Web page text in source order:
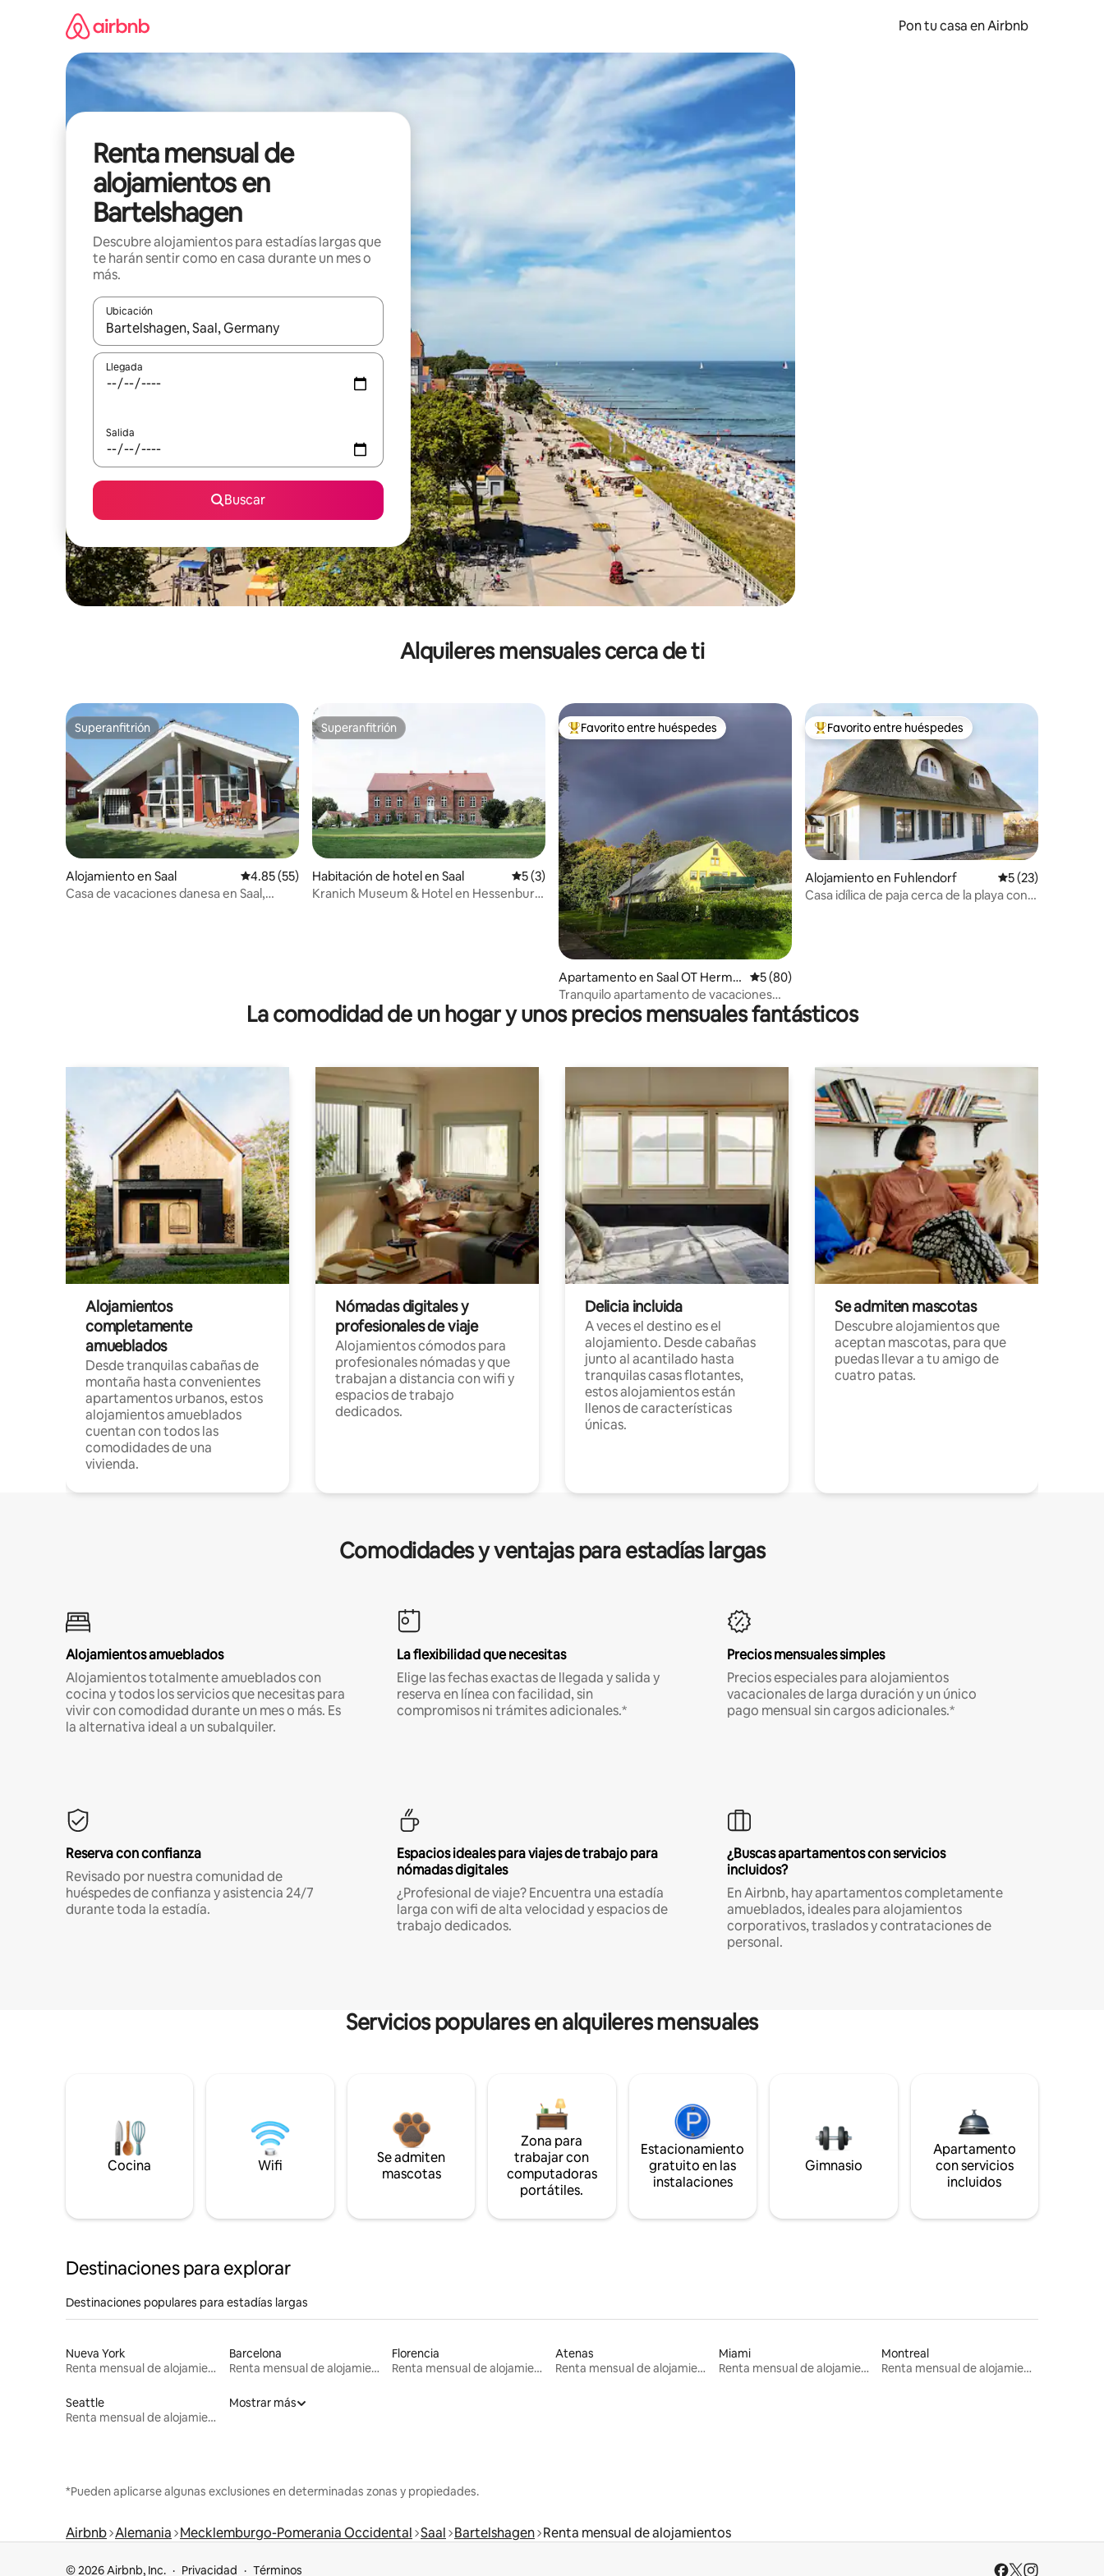
Pon tu casa en Airbnb
Renta mensual de
alojamientos en
Bartelshagen
Descubre alojamientos para estadías largas que
te harán sentir como en casa durante un mes o
más.
Ubicación
Cuando los resultados estén disponibles, navega con las teclas de flecha hacia arriba y hacia abajo o explora con el tacto o desliza el dedo.
Llegada
Salida
Buscar
Alquileres mensuales cerca de ti
Superanfitrión
Superanfitrión
Alojamiento en Saal Calificación promedio: 4.85 de 5, 55 reseñas
4.85 (55)
Casa de vacaciones danesa en Saal,
Superanfitrión
Superanfitrión
Habitación de hotel en Saal Calificación promedio: 5 de 5, 3 reseñas
5 (3)
Kranich Museum & Hotel en Hessenburg,
Favorito entre huéspedes preferido
Favorito entre huéspedes
Apartamento en Saal OT Herma
nnshof
Calificación promedio: 5 de 5, 80 reseñas
5 (80)
Tranquilo apartamento de vacaciones
cerca de Bodden / Darß / Mar Báltico
Favorito entre huéspedes preferido
Favorito entre huéspedes
Alojamiento en Fuhlendorf Calificación
5 (23)
Casa idílica de paja cerca de la playa con
La comodidad de un hogar y unos precios mensuales fantásticos
Alojamientos
completamente
amueblados
Desde tranquilas cabañas de
montaña hasta convenientes
apartamentos urbanos, estos
alojamientos amueblados
cuentan con todos las
comodidades de una
vivienda.
Nómadas digitales y
profesionales de viaje
Alojamientos cómodos para
profesionales nómadas y que
trabajan a distancia con wifi y
espacios de trabajo
dedicados.
Delicia incluida
A veces el destino es el
alojamiento. Desde cabañas
junto al acantilado hasta
tranquilas casas flotantes,
estos alojamientos están
llenos de características
únicas.
Se admiten mascotas
Descubre alojamientos que
aceptan mascotas, para que
puedas llevar a tu amigo de
cuatro patas.
Comodidades y ventajas para estadías largas
Alojamientos amueblados
Alojamientos totalmente amueblados con
cocina y todos los servicios que necesitas para
vivir con comodidad durante un mes o más. Es
la alternativa ideal a un subalquiler.
La flexibilidad que necesitas
Elige las fechas exactas de llegada y salida y
reserva en línea con facilidad, sin
compromisos ni trámites adicionales.*
Precios mensuales simples
Precios especiales para alojamientos
vacacionales de larga duración y un único
pago mensual sin cargos adicionales.*
Reserva con confianza
Revisado por nuestra comunidad de
huéspedes de confianza y asistencia 24/7
durante toda la estadía.
Espacios ideales para viajes de trabajo para
nómadas digitales
¿Profesional de viaje? Encuentra una estadía
larga con wifi de alta velocidad y espacios de
trabajo dedicados.
¿Buscas apartamentos con servicios
incluidos?
En Airbnb, hay apartamentos completamente
amueblados, ideales para alojamientos
corporativos, traslados y contrataciones de
personal.
Servicios populares en alquileres mensuales
Cocina Wifi
Se admiten
mascotas
Zona para
trabajar con
computadoras
portátiles.
Estacionamiento
gratuito en las
instalaciones
Gimnasio
Apartamento
con servicios
incluidos
Destinaciones para explorar
Destinaciones populares para estadías largas
Nueva York
Renta mensual de alojamientos
Barcelona
Renta mensual de alojamientos
Florencia
Renta mensual de alojamientos
Atenas
Renta mensual de alojamientos
Miami
Renta mensual de alojamientos
Montreal
Renta mensual de alojamientos
Seattle
Renta mensual de alojamientos
Mostrar más
*Pueden aplicarse algunas exclusiones en determinadas zonas y propiedades.
Airbnb Alemania Mecklemburgo-Pomerania Occidental Saal Bartelshagen Renta mensual de alojamientos
© 2026 Airbnb, Inc. Privacidad Términos